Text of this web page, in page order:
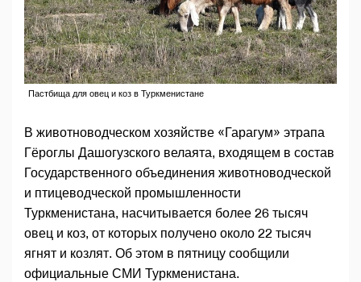
Пастбища для овец и коз в Туркменистане
В животноводческом хозяйстве «Гарагум» этрапа
Гёроглы Дашогузского велаята, входящем в состав
Государственного объединения животноводческой
и птицеводческой промышленности
Туркменистана, насчитывается более 26 тысяч
овец и коз, от которых получено около 22 тысяч
ягнят и козлят. Об этом в пятницу сообщили
официальные СМИ Туркменистана.